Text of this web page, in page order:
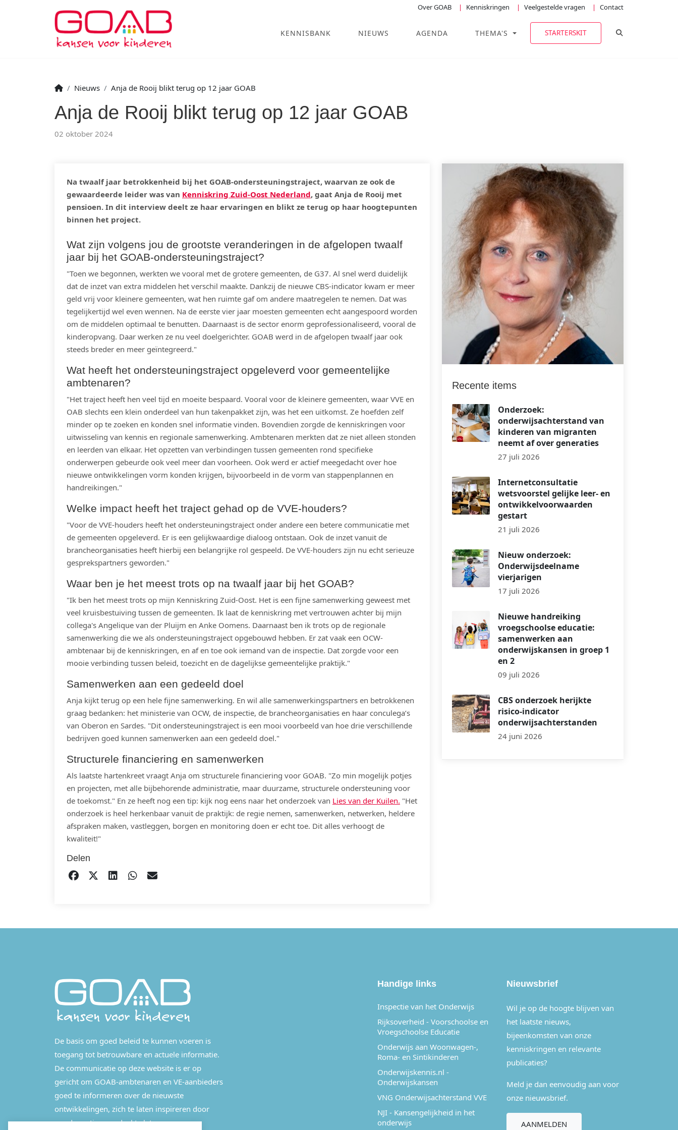
Over GOAB Kenniskringen Veelgestelde vragen Contact
KENNISBANK NIEUWS AGENDA THEMA'S STARTERSKIT
Nieuws Anja de Rooij blikt terug op 12 jaar GOAB
Anja de Rooij blikt terug op 12 jaar GOAB
02 oktober 2024
Na twaalf jaar betrokkenheid bij het GOAB-ondersteuningstraject, waarvan ze ook de
gewaardeerde leider was van Kenniskring Zuid-Oost Nederland, gaat Anja de Rooij met
pensioen. In dit interview deelt ze haar ervaringen en blikt ze terug op haar hoogtepunten
binnen het project.
Wat zijn volgens jou de grootste veranderingen in de afgelopen twaalf
jaar bij het GOAB-ondersteuningstraject?
"Toen we begonnen, werkten we vooral met de grotere gemeenten, de G37. Al snel werd duidelijk
dat de inzet van extra middelen het verschil maakte. Dankzij de nieuwe CBS-indicator kwam er meer
geld vrij voor kleinere gemeenten, wat hen ruimte gaf om andere maatregelen te nemen. Dat was
tegelijkertijd wel even wennen. Na de eerste vier jaar moesten gemeenten echt aangespoord worden
om de middelen optimaal te benutten. Daarnaast is de sector enorm geprofessionaliseerd, vooral de
kinderopvang. Daar werken ze nu veel doelgerichter. GOAB werd in de afgelopen twaalf jaar ook
steeds breder en meer geïntegreerd."
Wat heeft het ondersteuningstraject opgeleverd voor gemeentelijke
ambtenaren?
"Het traject heeft hen veel tijd en moeite bespaard. Vooral voor de kleinere gemeenten, waar VVE en
OAB slechts een klein onderdeel van hun takenpakket zijn, was het een uitkomst. Ze hoefden zelf
minder op te zoeken en konden snel informatie vinden. Bovendien zorgde de kenniskringen voor
uitwisseling van kennis en regionale samenwerking. Ambtenaren merkten dat ze niet alleen stonden
en leerden van elkaar. Het opzetten van verbindingen tussen gemeenten rond specifieke
onderwerpen gebeurde ook veel meer dan voorheen. Ook werd er actief meegedacht over hoe
nieuwe ontwikkelingen vorm konden krijgen, bijvoorbeeld in de vorm van stappenplannen en
handreikingen."
Welke impact heeft het traject gehad op de VVE-houders?
"Voor de VVE-houders heeft het ondersteuningstraject onder andere een betere communicatie met
de gemeenten opgeleverd. Er is een gelijkwaardige dialoog ontstaan. Ook de inzet vanuit de
brancheorganisaties heeft hierbij een belangrijke rol gespeeld. De VVE-houders zijn nu echt serieuze
gesprekspartners geworden."
Waar ben je het meest trots op na twaalf jaar bij het GOAB?
"Ik ben het meest trots op mijn Kenniskring Zuid-Oost. Het is een fijne samenwerking geweest met
veel kruisbestuiving tussen de gemeenten. Ik laat de kenniskring met vertrouwen achter bij mijn
collega's Angelique van der Pluijm en Anke Oomens. Daarnaast ben ik trots op de regionale
samenwerking die we als ondersteuningstraject opgebouwd hebben. Er zat vaak een OCW-
ambtenaar bij de kenniskringen, en af en toe ook iemand van de inspectie. Dat zorgde voor een
mooie verbinding tussen beleid, toezicht en de dagelijkse gemeentelijke praktijk."
Samenwerken aan een gedeeld doel
Anja kijkt terug op een hele fijne samenwerking. En wil alle samenwerkingspartners en betrokkenen
graag bedanken: het ministerie van OCW, de inspectie, de brancheorganisaties en haar conculega’s
van Oberon en Sardes. "Dit ondersteuningstraject is een mooi voorbeeld van hoe drie verschillende
bedrijven goed kunnen samenwerken aan een gedeeld doel."
Structurele financiering en samenwerken
Als laatste hartenkreet vraagt Anja om structurele financiering voor GOAB. "Zo min mogelijk potjes
en projecten, met alle bijbehorende administratie, maar duurzame, structurele ondersteuning voor
de toekomst." En ze heeft nog een tip: kijk nog eens naar het onderzoek van Lies van der Kuilen. "Het
onderzoek is heel herkenbaar vanuit de praktijk: de regie nemen, samenwerken, netwerken, heldere
afspraken maken, vastleggen, borgen en monitoring doen er echt toe. Dit alles verhoogt de
kwaliteit!"
Delen
DELEN OP FACEBOOK
TWEETDELEN OP LINKEDIN
DELEN OP WHATSAPP
Recente items
Onderzoek:
onderwijsachterstand van
kinderen van migranten
neemt af over generaties
27 juli 2026
Internetconsultatie
wetsvoorstel gelijke leer- en
ontwikkelvoorwaarden
gestart
21 juli 2026
Nieuw onderzoek:
Onderwijsdeelname
vierjarigen
17 juli 2026
Nieuwe handreiking
vroegschoolse educatie:
samenwerken aan
onderwijskansen in groep 1
en 2
09 juli 2026
CBS onderzoek herijkte
risico-indicator
onderwijsachterstanden
24 juni 2026
De basis om goed beleid te kunnen voeren is
toegang tot betrouwbare en actuele informatie.
De communicatie op deze website is er op
gericht om GOAB-ambtenaren en VE-aanbieders
goed te informeren over de nieuwste
ontwikkelingen, zich te laten inspireren door
good practices en deel te laten nemen aan
Handige links
Inspectie van het Onderwijs
Rijksoverheid - Voorschoolse en
Vroegschoolse Educatie
Onderwijs aan Woonwagen-,
Roma- en Sintikinderen
Onderwijskennis.nl -
Onderwijskansen
VNG Onderwijsachterstand VVE
NJI - Kansengelijkheid in het
onderwijs
Nieuwsbrief
Wil je op de hoogte blijven van
het laatste nieuws,
bijeenkomsten van onze
kenniskringen en relevante
publicaties?
Meld je dan eenvoudig aan voor
onze nieuwsbrief.
AANMELDEN